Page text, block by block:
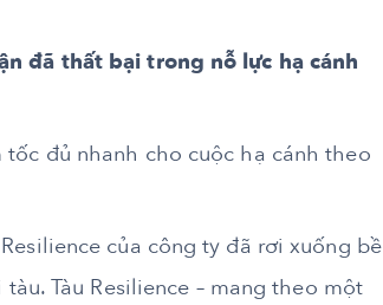
đã thất bại trong nỗ lực hạ cánh
đủ nhanh cho cuộc hạ cánh theo
của công ty đã rơi xuống bề
Tàu Resilience – mang theo một